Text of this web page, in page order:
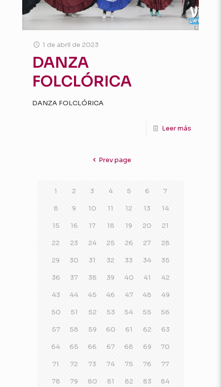
1 de abril de 2023
DANZA
FOLCLÓRICA
DANZA FOLCLÓRICA
Leer más
Prev page
1 2 3 4 5 6 7
8 9 10 11 12 13 14
15 16 17 18 19 20 21
22 23 24 25 26 27 28
29 30 31 32 33 34 35
36 37 38 39 40 41 42
43 44 45 46 47 48 49
50 51 52 53 54 55 56
57 58 59 60 61 62 63
64 65 66 67 68 69 70
71 72 73 74 75 76 77
78 79 80 81 82 83 84